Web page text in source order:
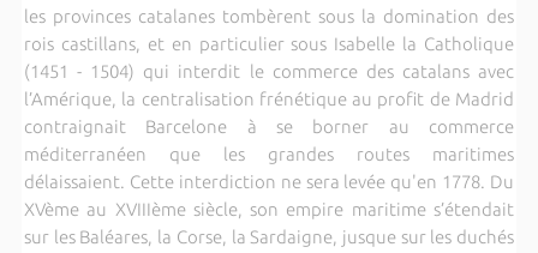
les provinces catalanes tombèrent sous la domination des
rois castillans, et en particulier sous Isabelle la Catholique
(1451 - 1504) qui interdit le commerce des catalans avec
l’Amérique, la centralisation frénétique au profit de Madrid
contraignait Barcelone à se borner au commerce
méditerranéen que les grandes routes maritimes
délaissaient. Cette interdiction ne sera levée qu'en 1778. Du
XVème au XVIIIème siècle, son empire maritime s’étendait
sur les Baléares, la Corse, la Sardaigne, jusque sur les duchés